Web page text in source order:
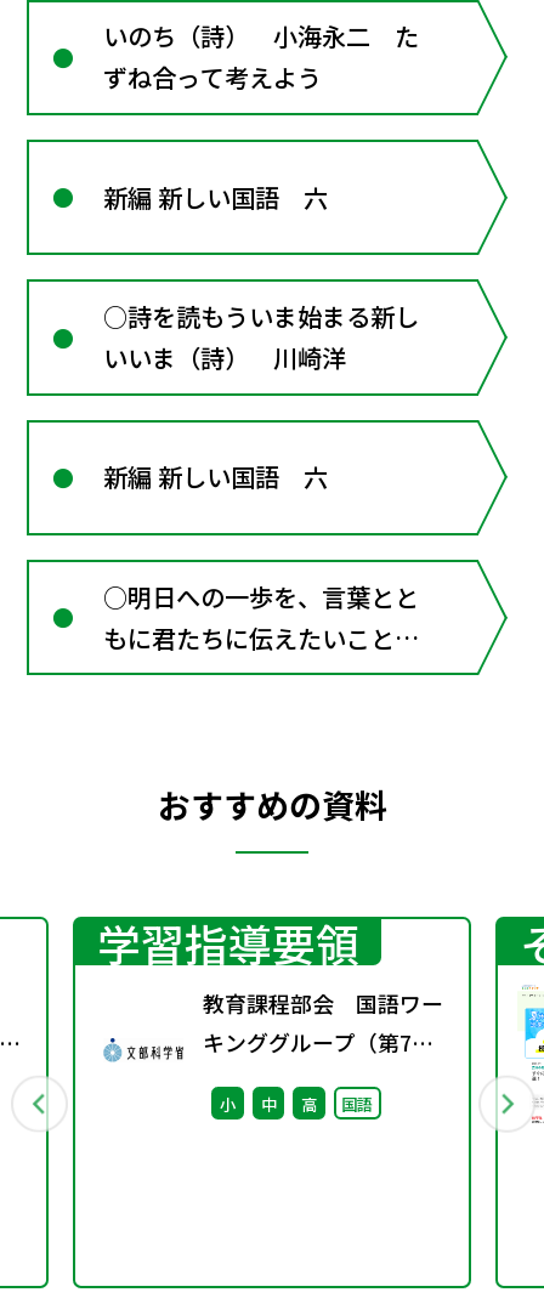
いのち（詩） 小海永二 た
ずね合って考えよう
新編 新しい国語 六
○詩を読もういま始まる新し
いいま（詩） 川崎洋
新編 新しい国語 六
○明日への一歩を、言葉とと
もに君たちに伝えたいこと
（随筆） 日野原重明 春に
つなごう、中学校へ
おすすめの資料
学習指導要領
教育課程部会 国語ワー
キンググループ（第7
回） 配付資料
小 中 高 国語